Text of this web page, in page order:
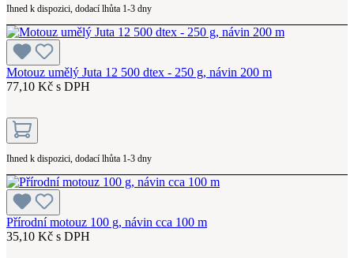
Ihned k dispozici, dodací lhůta 1-3 dny
Motouz umělý Juta 12 500 dtex - 250 g, návin 200 m
77,10 Kč s DPH
Ihned k dispozici, dodací lhůta 1-3 dny
Přírodní motouz 100 g, návin cca 100 m
35,10 Kč s DPH